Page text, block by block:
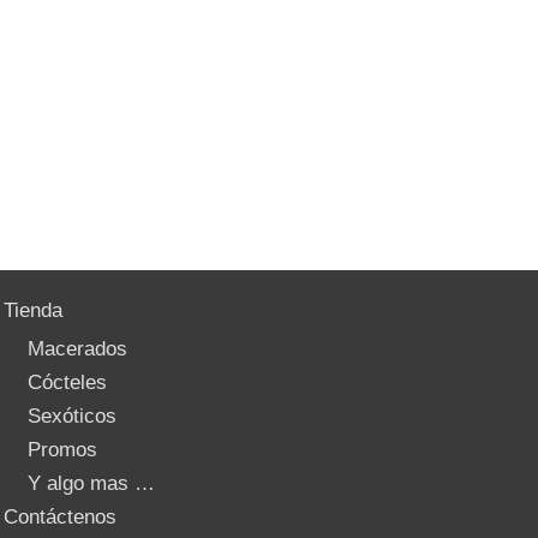
Tienda
Macerados
Cócteles
Sexóticos
Promos
Y algo mas …
Contáctenos